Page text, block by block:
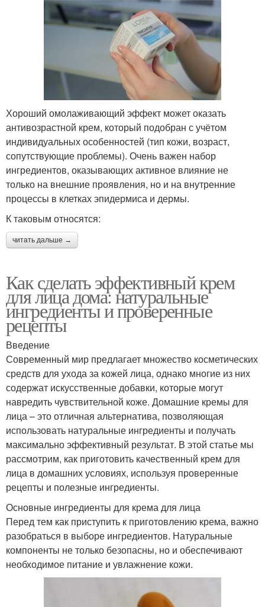
Хороший омолаживающий эффект может оказать
антивозрастной крем, который подобран с учётом
индивидуальных особенностей (тип кожи, возраст,
сопутствующие проблемы). Очень важен набор
ингредиентов, оказывающих активное влияние не
только на внешние проявления, но и на внутренние
процессы в клетках эпидермиса и дермы.
К таковым относятся:
читать дальше →
Как сделать эффективный крем
для лица дома: натуральные
ингредиенты и проверенные
рецепты
Введение
Современный мир предлагает множество косметических
средств для ухода за кожей лица, однако многие из них
содержат искусственные добавки, которые могут
навредить чувствительной коже. Домашние кремы для
лица – это отличная альтернатива, позволяющая
использовать натуральные ингредиенты и получать
максимально эффективный результат. В этой статье мы
рассмотрим, как приготовить качественный крем для
лица в домашних условиях, используя проверенные
рецепты и полезные ингредиенты.
Основные ингредиенты для крема для лица
Перед тем как приступить к приготовлению крема, важно
разобраться в выборе ингредиентов. Натуральные
компоненты не только безопасны, но и обеспечивают
необходимое питание и увлажнение кожи.